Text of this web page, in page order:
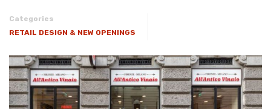
Categories
RETAIL DESIGN & NEW OPENINGS